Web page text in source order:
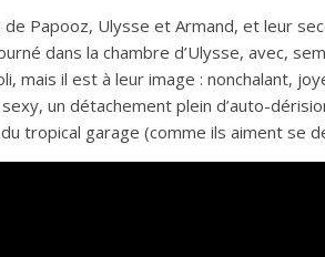
Papooz, Ulysse et Armand, et leur
dans la chambre d’Ulysse, avec,
mais il est à leur image : nonchalant,
un détachement plein d’auto-
tropical garage (comme ils aiment se